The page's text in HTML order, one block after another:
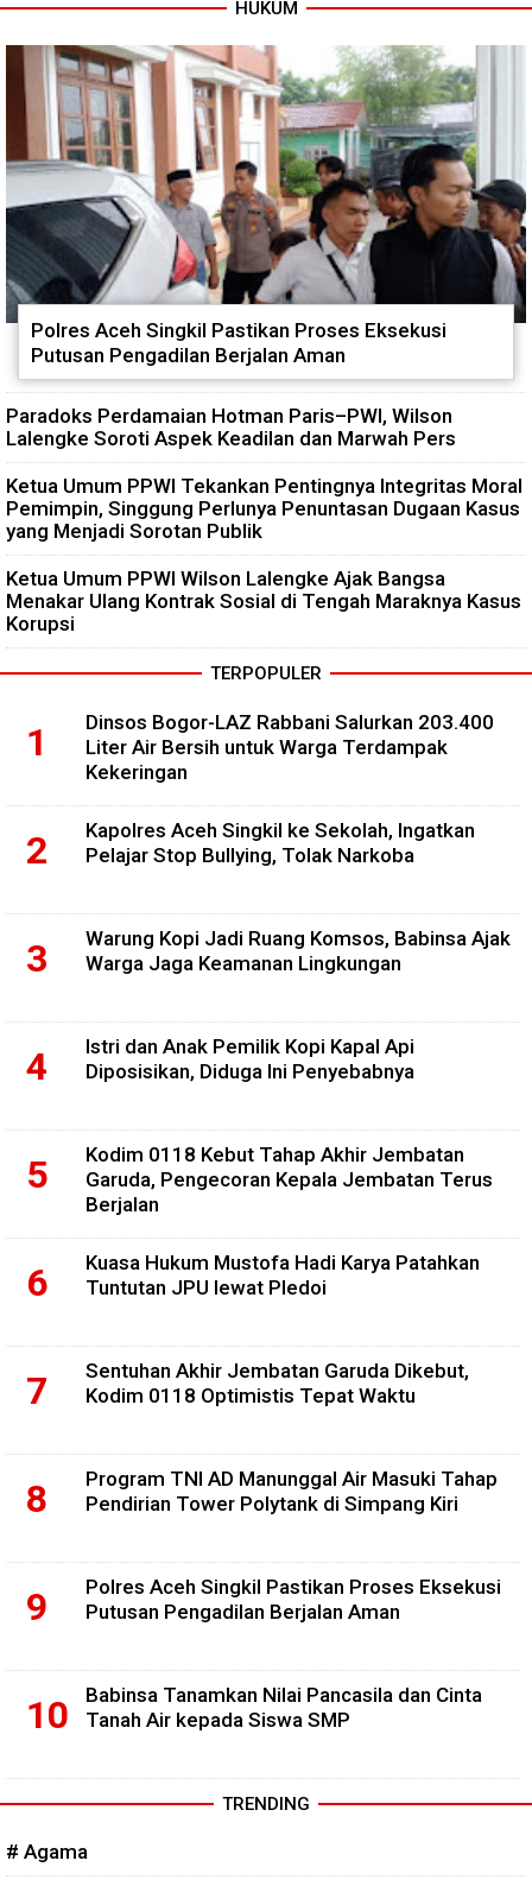
Warung Kopi Jadi Ruang
Jaga Keamanan Lingkungan
Program TNI AD Manunggal Air
Polytank di Simpang Kiri
HUKUM
Polres Aceh Singkil Pastikan Proses Eksekusi
Putusan Pengadilan Berjalan Aman
Paradoks Perdamaian Hotman Paris–PWI, Wilson
Lalengke Soroti Aspek Keadilan dan Marwah Pers
Ketua Umum PPWI Tekankan Pentingnya Integritas Moral
Pemimpin, Singgung Perlunya Penuntasan Dugaan Kasus
yang Menjadi Sorotan Publik
Ketua Umum PPWI Wilson Lalengke Ajak Bangsa
Menakar Ulang Kontrak Sosial di Tengah Maraknya Kasus
Korupsi
TERPOPULER
Dinsos Bogor-LAZ Rabbani Salurkan 203.400
Liter Air Bersih untuk Warga Terdampak
Kekeringan
Kapolres Aceh Singkil ke Sekolah, Ingatkan
Pelajar Stop Bullying, Tolak Narkoba
Warung Kopi Jadi Ruang Komsos, Babinsa Ajak
Warga Jaga Keamanan Lingkungan
Istri dan Anak Pemilik Kopi Kapal Api
Diposisikan, Diduga Ini Penyebabnya
Kodim 0118 Kebut Tahap Akhir Jembatan
Garuda, Pengecoran Kepala Jembatan Terus
Berjalan
Kuasa Hukum Mustofa Hadi Karya Patahkan
Tuntutan JPU lewat Pledoi
Sentuhan Akhir Jembatan Garuda Dikebut,
Kodim 0118 Optimistis Tepat Waktu
Program TNI AD Manunggal Air Masuki Tahap
Pendirian Tower Polytank di Simpang Kiri
Polres Aceh Singkil Pastikan Proses Eksekusi
Putusan Pengadilan Berjalan Aman
Babinsa Tanamkan Nilai Pancasila dan Cinta
Tanah Air kepada Siswa SMP
TRENDING
# Agama